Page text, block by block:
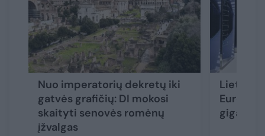
Nuo imperatorių dekretų iki
gatvės grafičių: DI mokosi
skaityti senovės romėnų
įžvalgas
Lietuva